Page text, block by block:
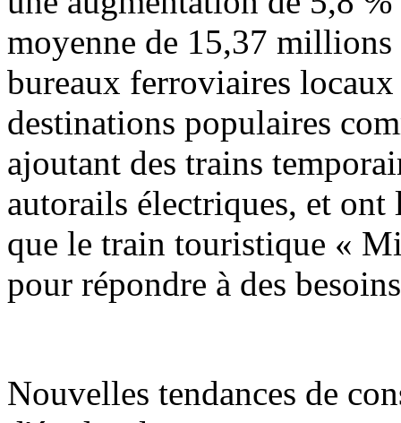
moyenne de 15,37 millions
bureaux ferroviaires
destinations populaires
ajoutant des trains
autorails électriques, et ont
que le train touristique «
pour répondre à des
Nouvelles tendances de